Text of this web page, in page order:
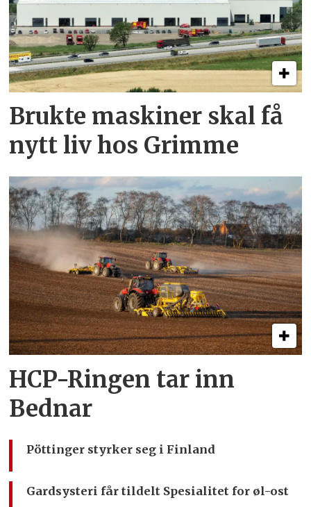
Brukte maskiner skal få
nytt liv hos Grimme
HCP-Ringen tar inn
Bednar
Pöttinger styrker seg i Finland
Gardsysteri får tildelt Spesialitet for øl-ost